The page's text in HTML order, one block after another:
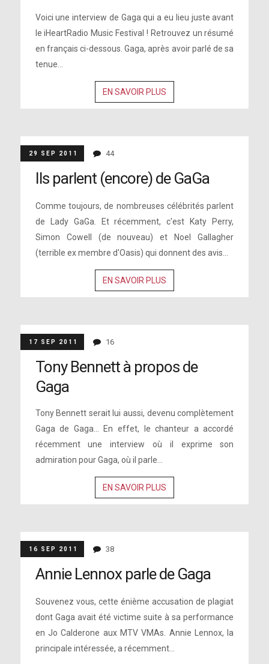
Voici une interview de Gaga qui a eu lieu juste avant
le iHeartRadio Music Festival ! Retrouvez un résumé
en français ci-dessous. Gaga, après avoir parlé de sa
tenue...
EN SAVOIR PLUS
29 SEP 2011 44
Ils parlent (encore) de GaGa
Comme toujours, de nombreuses célébrités parlent
de Lady GaGa. Et récemment, c'est Katy Perry,
Simon Cowell (de nouveau) et Noel Gallagher
(terrible ex membre d'Oasis) qui donnent des avis...
EN SAVOIR PLUS
17 SEP 2011 16
Tony Bennett à propos de
Gaga
Tony Bennett serait lui aussi, devenu complètement
Gaga de Gaga... En effet, le chanteur a accordé
récemment une interview où il exprime son
admiration pour Gaga, où il parle...
EN SAVOIR PLUS
16 SEP 2011 38
Annie Lennox parle de Gaga
Souvenez vous, cette énième accusation de plagiat
dont Gaga avait été victime suite à sa performance
en Jo Calderone aux MTV VMAs. Annie Lennox, la
principale intéressée, a récemment...